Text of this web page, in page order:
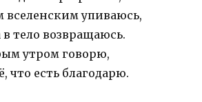
вселенским упиваюсь,
тело возвращаюсь.
утром говорю,
что есть благодарю.